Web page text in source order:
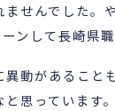
せんでした。
ンして長崎県
動があること
思っています